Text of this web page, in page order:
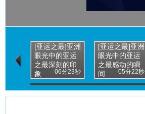
[亚运之最]亚洲
眼光中的亚运
之最深刻的印
象
06分23秒
[亚运之最]亚洲
眼光中的亚运
之最感动的瞬
间
05分22秒